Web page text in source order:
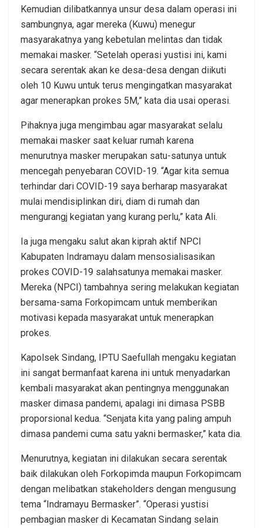
Kemudian dilibatkannya unsur desa dalam operasi ini
sambungnya, agar mereka (Kuwu) menegur
masyarakatnya yang kebetulan melintas dan tidak
memakai masker. “Setelah operasi yustisi ini, kami
secara serentak akan ke desa-desa dengan diikuti
oleh 10 Kuwu untuk terus mengingatkan masyarakat
agar menerapkan prokes 5M,” kata dia usai operasi.
Pihaknya juga mengimbau agar masyarakat selalu
memakai masker saat keluar rumah karena
menurutnya masker merupakan satu-satunya untuk
mencegah penyebaran COVID-19. “Agar kita semua
terhindar dari COVID-19 saya berharap masyarakat
mulai mendisiplinkan diri, diam di rumah dan
mengurangj kegiatan yang kurang perlu,” kata Ali.
Ia juga mengaku salut akan kiprah aktif NPCI
Kabupaten Indramayu dalam mensosialisasikan
prokes COVID-19 salahsatunya memakai masker.
Mereka (NPCI) tambahnya sering melakukan kegiatan
bersama-sama Forkopimcam untuk memberikan
motivasi kepada masyarakat untuk menerapkan
prokes.
Kapolsek Sindang, IPTU Saefullah mengaku kegiatan
ini sangat bermanfaat karena ini untuk menyadarkan
kembali masyarakat akan pentingnya menggunakan
masker dimasa pandemi, apalagi ini dimasa PSBB
proporsional kedua. “Senjata kita yang paling ampuh
dimasa pandemi cuma satu yakni bermasker,” kata dia.
Menurutnya, kegiatan ini dilakukan secara serentak
baik dilakukan oleh Forkopimda maupun Forkopimcam
dengan melibatkan stakeholders dengan mengusung
tema “Indramayu Bermasker”. “Operasi yustisi
pembagian masker di Kecamatan Sindang selain